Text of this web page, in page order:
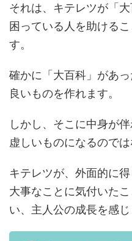
それは、キテレツが「
困っている人を助ける
す。
確かに「大百科」があ
良いものを作れます。
しかし、そこに中身が
虚しいものになるのでは
キテレツが、外面的に
大事なことに気付いた
い、主人公の成長を感じ